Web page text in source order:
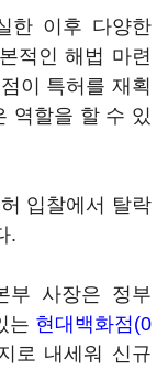
한 이후 다양한
적인 해법 마련
이 특허를 재획
역할을 할 수 있
입찰에서 탈락
.
부 사장은 정부
는 현대백화점(0
로 내세워 신규